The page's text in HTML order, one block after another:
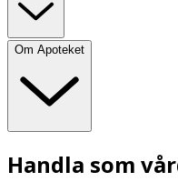
Om Apoteket
Handla som